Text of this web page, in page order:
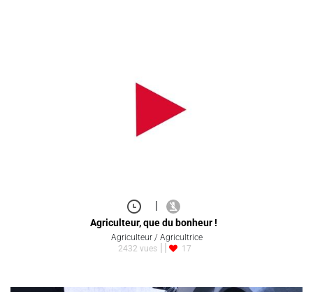
|
Agriculteur, que du bonheur !
Agriculteur / Agricultrice
2432 vues
17